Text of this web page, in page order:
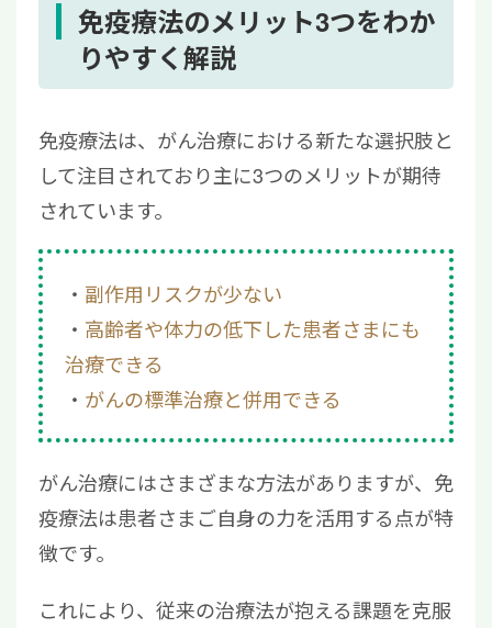
免疫療法のメリット3つをわか
りやすく解説
免疫療法は、がん治療における新たな選択肢と
して注目されており主に3つのメリットが期待
されています。
副作用リスクが少ない
高齢者や体力の低下した患者さまにも
治療できる
がんの標準治療と併用できる
がん治療にはさまざまな方法がありますが、免
疫療法は患者さまご自身の力を活用する点が特
徴です。
これにより、従来の治療法が抱える課題を克服